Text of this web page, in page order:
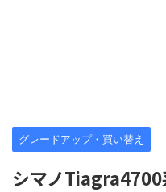
グレードアップ・買い替え
シマノTiagra4700